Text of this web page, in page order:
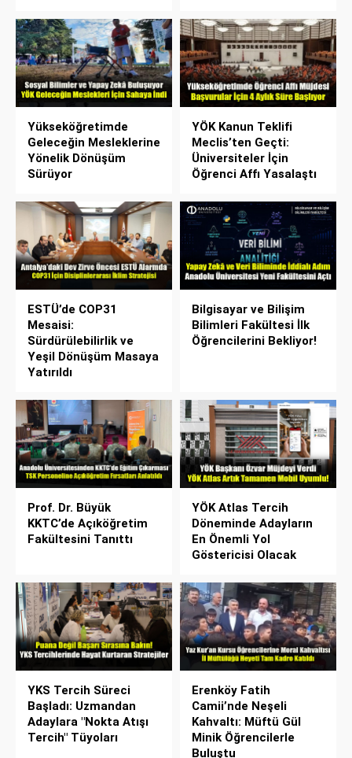
Yükseköğretimde
Geleceğin Mesleklerine
Yönelik Dönüşüm
Sürüyor
YÖK Kanun Teklifi
Meclis’ten Geçti:
Üniversiteler İçin
Öğrenci Affı Yasalaştı
ESTÜ’de COP31
Mesaisi:
Sürdürülebilirlik ve
Yeşil Dönüşüm Masaya
Yatırıldı
Bilgisayar ve Bilişim
Bilimleri Fakültesi İlk
Öğrencilerini Bekliyor!
Prof. Dr. Büyük
KKTC’de Açıköğretim
Fakültesini Tanıttı
YÖK Atlas Tercih
Döneminde Adayların
En Önemli Yol
Göstericisi Olacak
YKS Tercih Süreci
Başladı: Uzmandan
Adaylara "Nokta Atışı
Tercih" Tüyoları
Erenköy Fatih
Camii’nde Neşeli
Kahvaltı: Müftü Gül
Minik Öğrencilerle
Buluştu